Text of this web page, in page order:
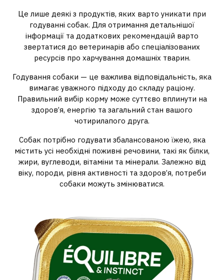
Це лише деякі з продуктів, яких варто уникати при
годуванні собак. Для отримання детальнішої
інформації та додаткових рекомендацій варто
звертатися до ветеринарів або спеціалізованих
ресурсів про харчування домашніх тварин.
Годування собаки — це важлива відповідальність, яка
вимагає уважного підходу до складу раціону.
Правильний вибір корму може суттєво вплинути на
здоров’я, енергію та загальний стан вашого
чотирилапого друга.
Собак потрібно годувати збалансованою їжею, яка
містить усі необхідні поживні речовини, такі як білки,
жири, вуглеводи, вітаміни та мінерали. Залежно від
віку, породи, рівня активності та здоров’я, потреби
собаки можуть змінюватися.